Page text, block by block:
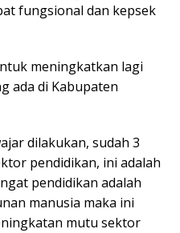
fungsional dan kepsek
meningkatkan lagi
ada di Kabupaten
dilakukan, sudah 3
pendidikan, ini adalah
pendidikan adalah
manusia maka ini
mutu sektor